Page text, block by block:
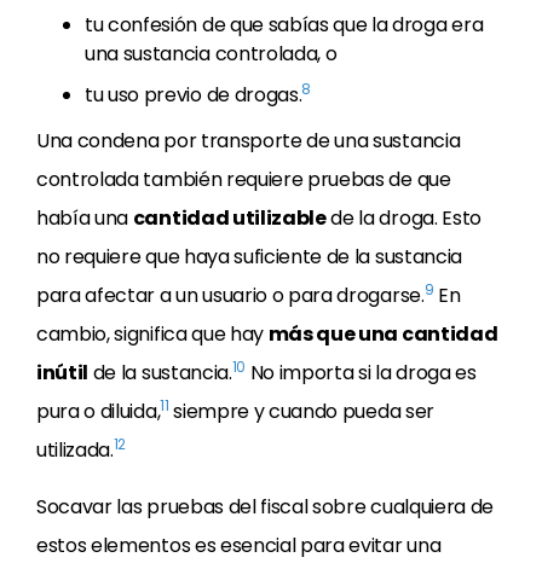
tu confesión de que sabías que la droga era
una sustancia controlada, o
tu uso previo de drogas.8
Una condena por transporte de una sustancia
controlada también requiere pruebas de que
había una cantidad utilizablede la droga. Esto
no requiere que haya suficiente de la sustancia
para afectar a un usuario o para drogarse.9 En
cambio, significa que hay más que una cantidad
inútil de la sustancia.10 No importa si la droga es
pura o diluida,11 siempre y cuando pueda ser
utilizada.12
Socavar las pruebas del fiscal sobre cualquiera de
estos elementos es esencial para evitar una